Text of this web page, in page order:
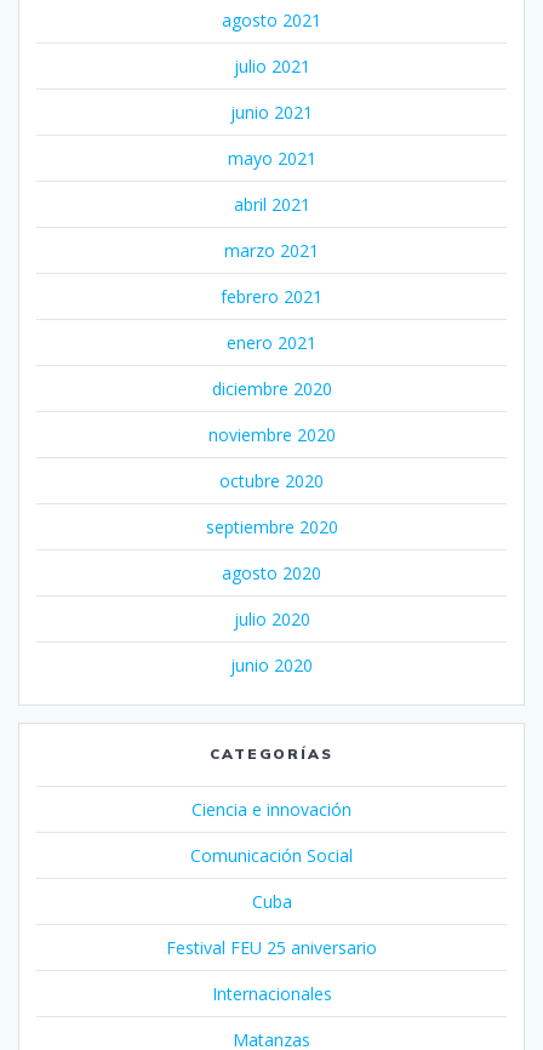
agosto 2021
julio 2021
junio 2021
mayo 2021
abril 2021
marzo 2021
febrero 2021
enero 2021
diciembre 2020
noviembre 2020
octubre 2020
septiembre 2020
agosto 2020
julio 2020
junio 2020
CATEGORÍAS
Ciencia e innovación
Comunicación Social
Cuba
Festival FEU 25 aniversario
Internacionales
Matanzas